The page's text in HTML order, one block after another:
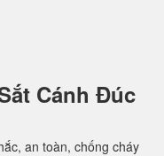
Cánh Đúc
an toàn, chống cháy